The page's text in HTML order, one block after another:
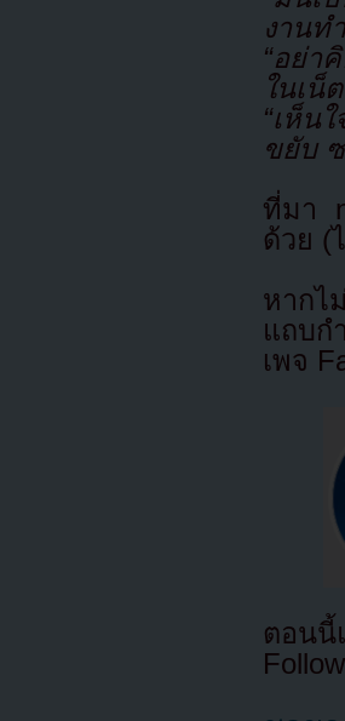
งานท
“อย่า
ในเน็
“เห็น
ขยับ
ที่มา
ด้วย (
หากไ
แถบก
เพจ
ตอนนี้